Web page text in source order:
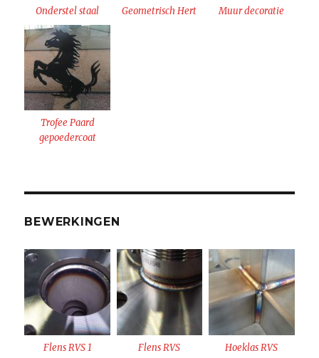
Onderstel staal Geometrisch Hert Muur decoratie
Trofee Paard
gepoedercoat
BEWERKINGEN
Flens RVS 1 Flens RVS Hoeklas RVS